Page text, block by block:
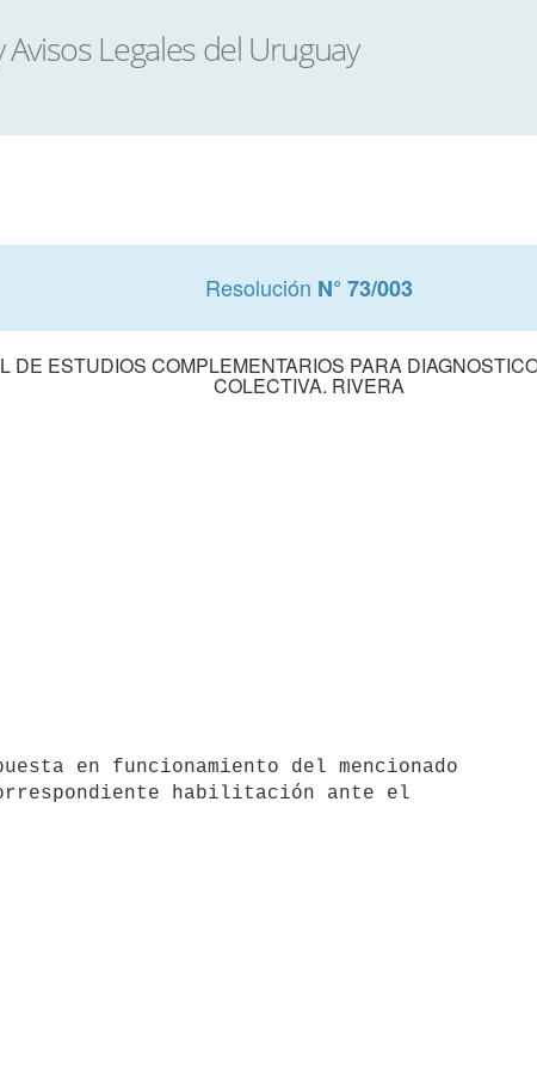
Resolución N° 73/003
DE ESTUDIOS COMPLEMENTARIOS PARA
COLECTIVA. RIVERA
habilitación ante el